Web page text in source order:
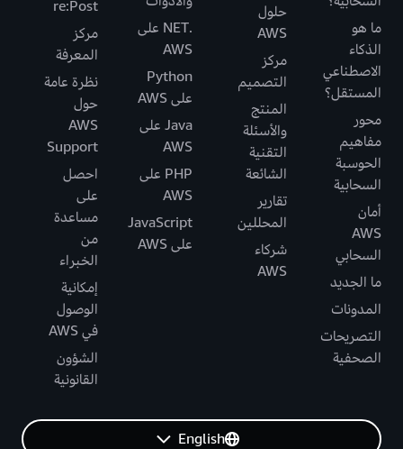
ما هو
الذكاء
الاصطناعي
المستقل؟
محور
مفاهيم
الحوسبة
السحابية
أمان
AWS
السحابي
ما الجديد
المدونات
التصريحات
الصحفية
حلول
AWS
مركز
التصميم
المنتج
والأسئلة
التقنية
الشائعة
تقارير
المحللين
شركاء
AWS
.NET على
AWS
Python
على AWS
Java على
AWS
PHP على
AWS
JavaScript
على AWS
re:Post
مركز
المعرفة
نظرة عامة
حول
AWS
Support
احصل
على
مساعدة
من
الخبراء
إمكانية
الوصول
في AWS
الشؤون
القانونية
English